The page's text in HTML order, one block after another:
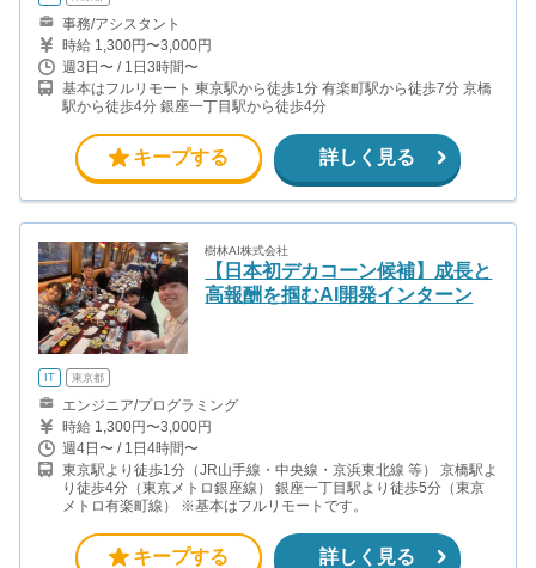
事務/アシスタント
時給 1,300円〜3,000円
週3日〜 / 1日3時間〜
基本はフルリモート 東京駅から徒歩1分 有楽町駅から徒歩7分 京橋
駅から徒歩4分 銀座一丁目駅から徒歩4分
キープする 詳しく見る
樹林AI株式会社
【日本初デカコーン候補】成長と
高報酬を掴むAI開発インターン
IT 東京都
エンジニア/プログラミング
時給 1,300円〜3,000円
週4日〜 / 1日4時間〜
東京駅より徒歩1分（JR山手線・中央線・京浜東北線 等） 京橋駅よ
り徒歩4分（東京メトロ銀座線） 銀座一丁目駅より徒歩5分（東京
メトロ有楽町線） ※基本はフルリモートです。
キープする 詳しく見る